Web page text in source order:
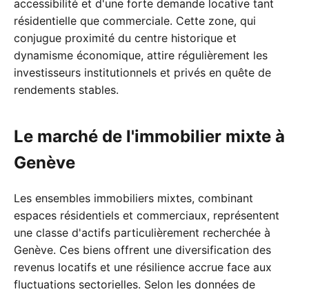
accessibilité et d'une forte demande locative tant
résidentielle que commerciale. Cette zone, qui
conjugue proximité du centre historique et
dynamisme économique, attire régulièrement les
investisseurs institutionnels et privés en quête de
rendements stables.
Le marché de l'immobilier mixte à
Genève
Les ensembles immobiliers mixtes, combinant
espaces résidentiels et commerciaux, représentent
une classe d'actifs particulièrement recherchée à
Genève. Ces biens offrent une diversification des
revenus locatifs et une résilience accrue face aux
fluctuations sectorielles. Selon les données de